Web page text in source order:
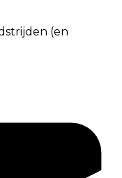
(en